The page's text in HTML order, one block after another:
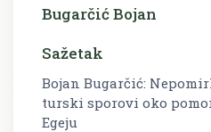
Bugarčić Bojan
Sažetak
Bojan Bugarčić:
turski sporovi oko
Egeju